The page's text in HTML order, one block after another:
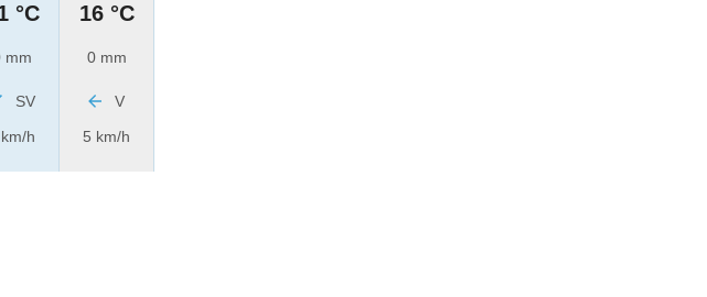
°C
mm
SV
h
16 °C
0 mm
V
5 km/h